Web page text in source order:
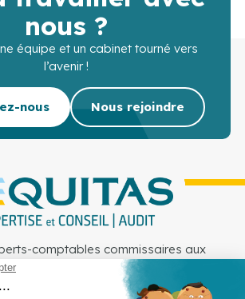
nous ?
équipe et un cabinet tourné vers
l’avenir !
nous Nous rejoindre
comptables commissaires aux
sur Lille, Lens et Douai